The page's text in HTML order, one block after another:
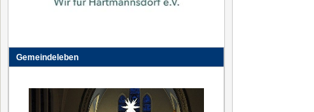
Gemeindeleben